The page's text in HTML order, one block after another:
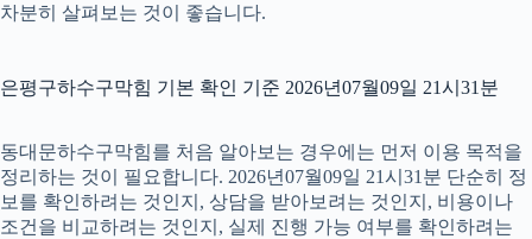
차분히 살펴보는 것이 좋습니다.
은평구하수구막힘 기본 확인 기준 2026년07월09일 21시31분
동대문하수구막힘를 처음 알아보는 경우에는 먼저 이용 목적을
정리하는 것이 필요합니다. 2026년07월09일 21시31분 단순히 정
보를 확인하려는 것인지, 상담을 받아보려는 것인지, 비용이나
조건을 비교하려는 것인지, 실제 진행 가능 여부를 확인하려는